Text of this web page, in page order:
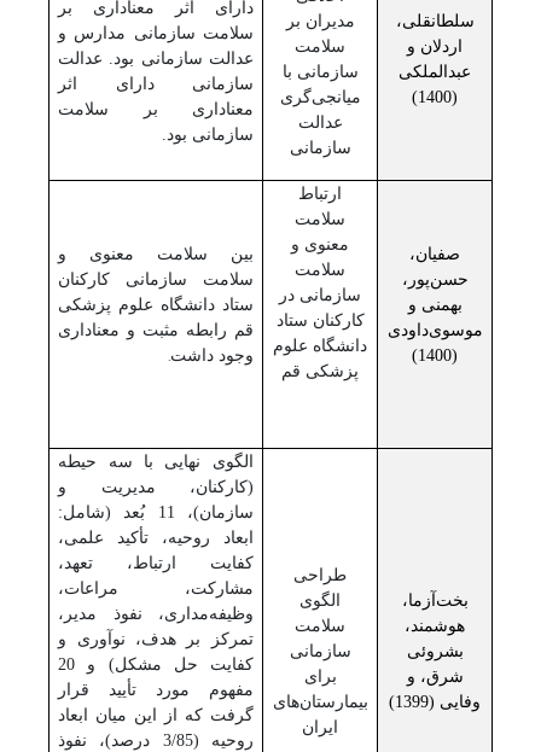
سلطانقلی،
اردلان و
عبدالملکی
(1400)
مدیران بر
سلامت
سازمانی با
میانجی‌گری
عدالت
سازمانی
دارای اثر معناداری بر
سلامت سازمانی مدارس و
عدالت سازمانی بود. عدالت
سازمانی دارای اثر
معناداری بر سلامت
سازمانی بود.
صفیان،
حسن‌پور،
بهمنی و
موسوی‌داودی
(1400)
ارتباط
سلامت
معنوی و
سلامت
سازمانی در
کارکنان ستاد
دانشگاه علوم
پزشکی قم
بین سلامت معنوی و
سلامت سازمانی کارکنان
ستاد دانشگاه علوم پزشکی
قم رابطه مثبت و معناداری
وجود داشت.
بخت‌آزما،‌
هوشمند،
بشروئی
شرق، و
وفایی (1399)
طراحی
الگوی
سلامت
سازمانی
برای
بیمارستان‌های
ایران
الگوی نهایی با سه حیطه
(کارکنان، مدیریت و
سازمان)، 11 بُعد (شامل:
ابعاد روحیه، تأکید علمی،
کفایت ارتباط، تعهد،
مشارکت، مراعات،
وظیفه‌مداری، نفوذ مدیر،
تمرکز بر هدف، نوآوری و
کفایت حل مشکل) و 20
مفهوم مورد تأیید قرار
گرفت که از این میان ابعاد
روحیه (3/85 درصد)، نفوذ